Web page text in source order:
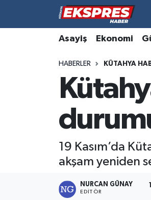
Asayiş Ekonomi
HABERLER KÜTAHYA
19 Kasım’da
akşam yeniden
NURCAN GÜNAY
EDITÖR
Altıntaş
Aslanapa
Biyografiler
Çavdarhisar
Domaniç
Hava Durumu
Trafik Durumu
Süper Lig Puan Durumu ve
Tüm Manşetler
Son Dakika Haberleri
Haber Arşivi